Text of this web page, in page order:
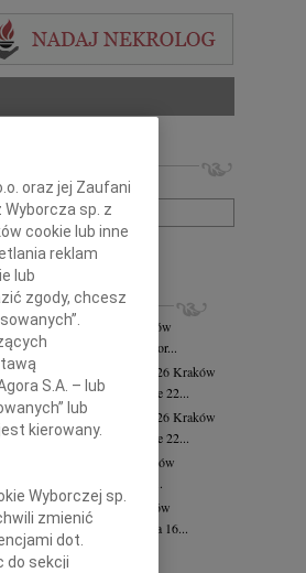
ogłoszenia:
zaawansowane
Torbus 31.07.2026
Kraków
Torbus poeta prozaik, autor...
Hrynkowska
28.07.2026 Kraków
przyjęliśmy wiadomość, że 22...
Hrynkowska
27.07.2026 Kraków
przyjęliśmy wiadomość, że 22...
Kraków
Zawodniczka Klubu...
Mościcki 21.07.2026
Kraków
zawiadamiamy, że dnia 16...
oraz jej Zaufani
Wyborcza sp. z
cookie lub inne
reklam
lub
zgody, chcesz
S.A. – lub
lub
kierowany.
Wyborczej sp.
zmienić
dot.
do sekcji